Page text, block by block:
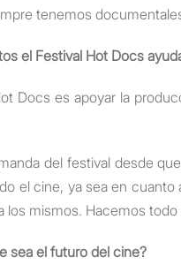
tenemos
el Festival Hot Docs
Docs es apoyar la
del festival desde
el cine, ya sea en
los mismos. Hacemos
sea el futuro del cine?